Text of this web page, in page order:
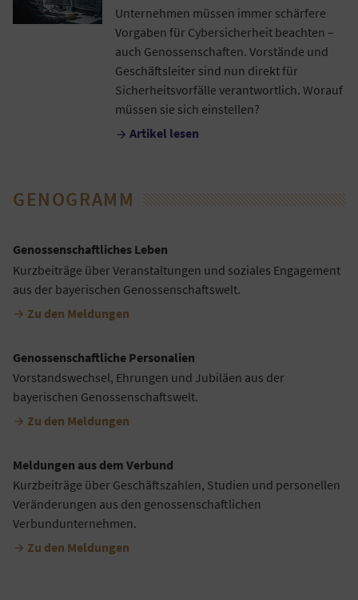
Unternehmen müssen immer schärfere
Vorgaben für Cybersicherheit beachten –
auch Genossenschaften. Vorstände und
Geschäftsleiter sind nun direkt für
Sicherheitsvorfälle verantwortlich. Worauf
müssen sie sich einstellen?
 Artikel lesen
GENOGRAMM
Genossenschaftliches Leben
Kurzbeiträge über Veranstaltungen und soziales Engagement
aus der bayerischen Genossenschaftswelt.
 Zu den Meldungen
Genossenschaftliche Personalien
Vorstandswechsel, Ehrungen und Jubiläen aus der
bayerischen Genossenschaftswelt.
 Zu den Meldungen
Meldungen aus dem Verbund
Kurzbeiträge über Geschäftszahlen, Studien und personellen
Veränderungen aus den genossenschaftlichen
Verbundunternehmen.
 Zu den Meldungen